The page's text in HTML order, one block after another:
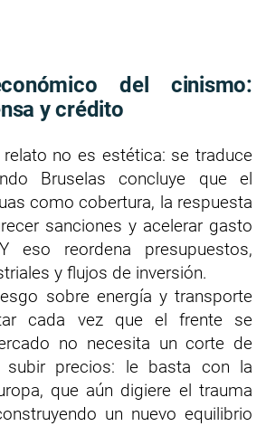
del cinismo:
y crédito
no es estética: se traduce
Bruselas concluye que el
como cobertura, la respuesta
sanciones y acelerar gasto
eso reordena presupuestos,
y flujos de inversión.
sobre energía y transporte
cada vez que el frente se
no necesita un corte de
subir precios: le basta con la
que aún digiere el trauma
un nuevo equilibrio